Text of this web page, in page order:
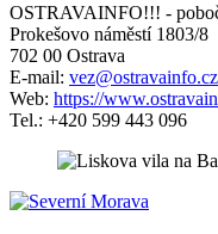
OSTRAVAINFO!!! -
Prokešovo náměstí 1803/8
702 00 Ostrava
E-mail: vez@ostravainfo.cz
Web: https://
Tel.: +420 599 443 096